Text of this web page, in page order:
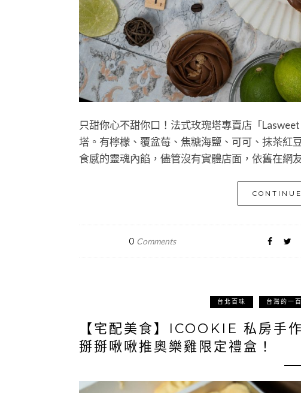
只甜你心不甜你口！法式玫瑰塔專賣店「
塔。有檸檬、覆盆莓、焦糖海鹽、可可、抹茶紅
食感的靈魂內餡，儘管沒有實體店面，依舊在網
0 Comments
台北百味 台灣的一
【宅配美食】ICOOKIE 私房手
掰掰啾啾推奧樂雞限定禮盒！